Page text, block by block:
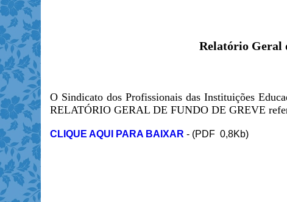
Relatório Geral
O Sindicato dos Profissionais das Instituições
RELATÓRIO GERAL DE FUNDO DE GREVE
CLIQUE AQUI PARA BAIXAR - (PDF 0,8Kb)